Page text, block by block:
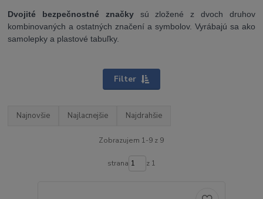
Dvojité bezpečnostné značkysú zložené z dvoch druhov
kombinovaných a ostatných značení a symbolov. Vyrábajú sa ako
samolepky a plastové tabuľky.
Filter
Najnovšie Najlacnejšie Najdrahšie
Zobrazujem 1-9 z 9
strana z 1